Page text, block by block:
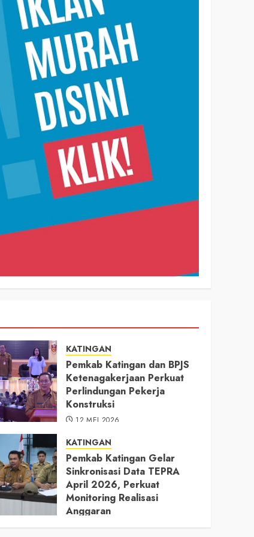
KATINGAN
Pemkab Katingan dan BPJS
Ketenagakerjaan Perkuat
Perlindungan Pekerja
Konstruksi
12 MEI 2026
KATINGAN
Pemkab Katingan Gelar
Sinkronisasi Data TEPRA
April 2026, Perkuat
Monitoring Realisasi
Anggaran
11 MEI 2026